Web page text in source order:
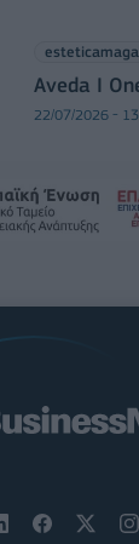
Aveda I
22/07/2026 -